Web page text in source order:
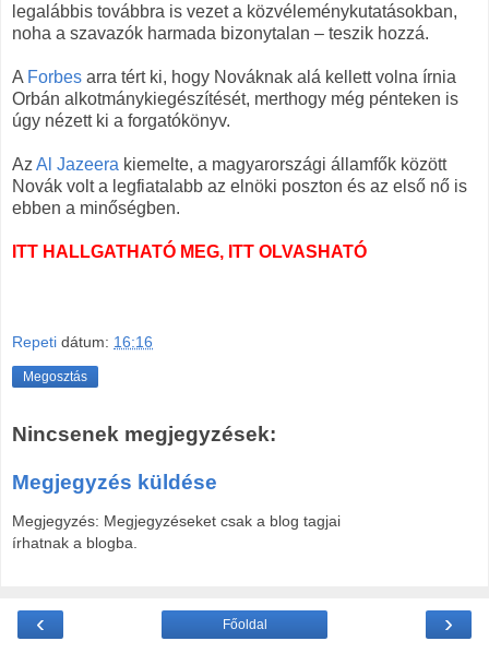
legalábbis továbbra is vezet a közvéleménykutatásokban,
noha a szavazók harmada bizonytalan – teszik hozzá.
A Forbes arra tért ki, hogy Nováknak alá kellett volna írnia
Orbán alkotmánykiegészítését, merthogy még pénteken is
úgy nézett ki a forgatókönyv.
Az Al Jazeera kiemelte, a magyarországi államfők között
Novák volt a legfiatalabb az elnöki poszton és az első nő is
ebben a minőségben.
ITT HALLGATHATÓ MEG, ITT OLVASHATÓ
Repeti dátum: 16:16
Megosztás
Nincsenek megjegyzések:
Megjegyzés küldése
Megjegyzés: Megjegyzéseket csak a blog tagjai
írhatnak a blogba.
‹ ›
Főoldal